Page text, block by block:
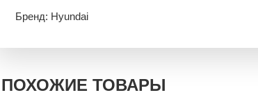
Бренд: Hyundai
ПОХОЖИЕ ТОВАРЫ